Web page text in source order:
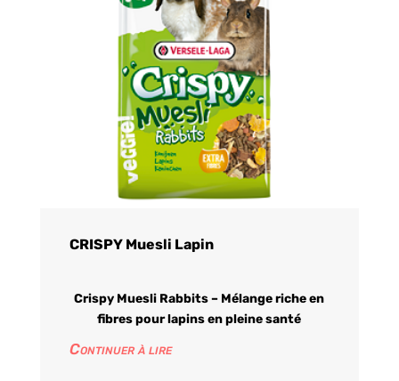
CRISPY Muesli Lapin
Crispy Muesli Rabbits – Mélange riche en
fibres pour lapins en pleine santé
Continuer à lire